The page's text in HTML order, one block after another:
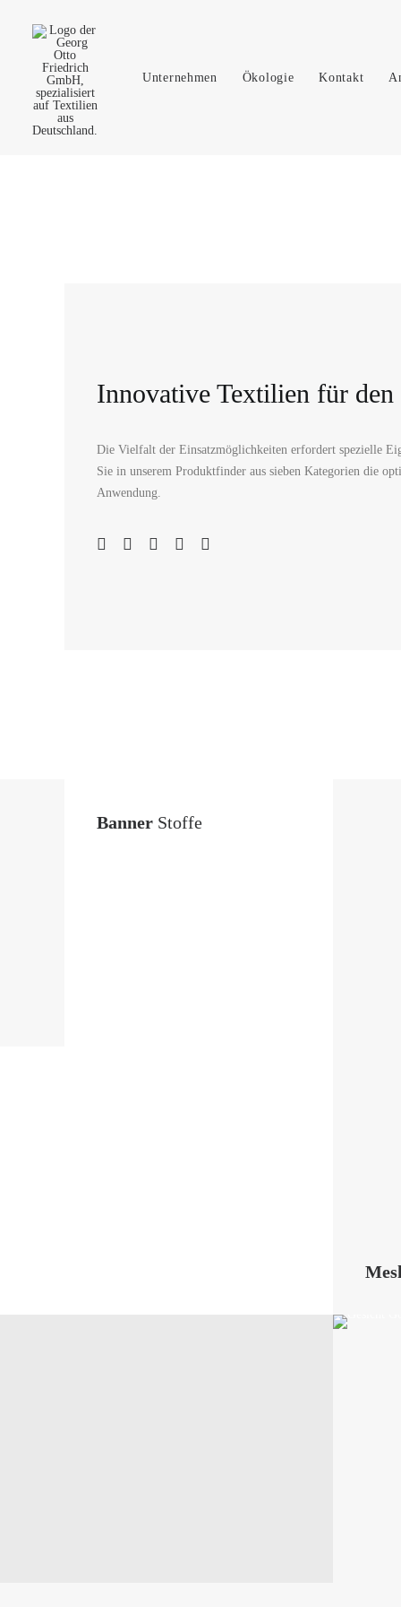
Unternehmen Ökologie Kontakt
Innovative Textilien für den
Die Vielfalt der Einsatzmöglichkeiten erfordert spezielle
Sie in unserem Produktfinder aus sieben Kategorien die
Anwendung.
Banner Stoffe